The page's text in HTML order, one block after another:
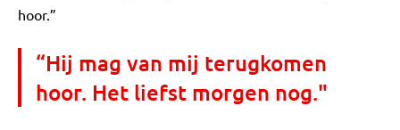
hoor.”
“Hij mag van mij terugkomen
hoor. Het liefst morgen nog."